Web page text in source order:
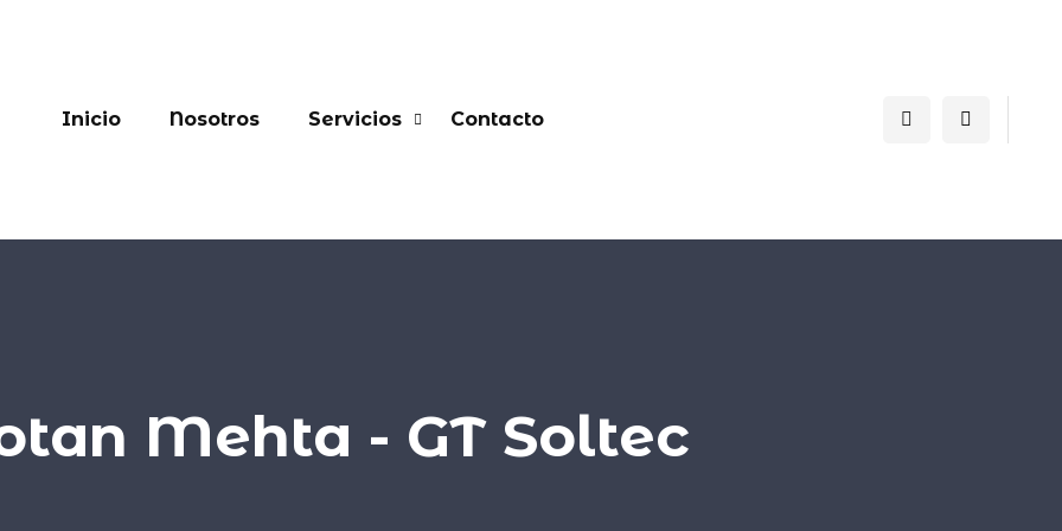
Inicio Nosotros Servicios Contacto
Mehta - GT Soltec